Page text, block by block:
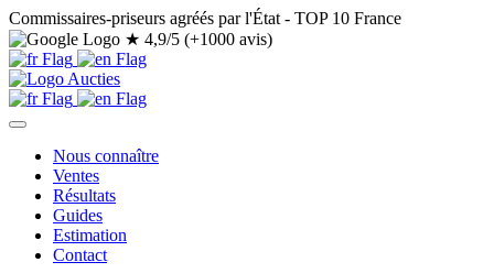
Commissaires-priseurs agréés par l'État - TOP 10 France
★ 4,9/5 (+1000 avis)
Nous connaître
Ventes
Résultats
Guides
Estimation
Contact